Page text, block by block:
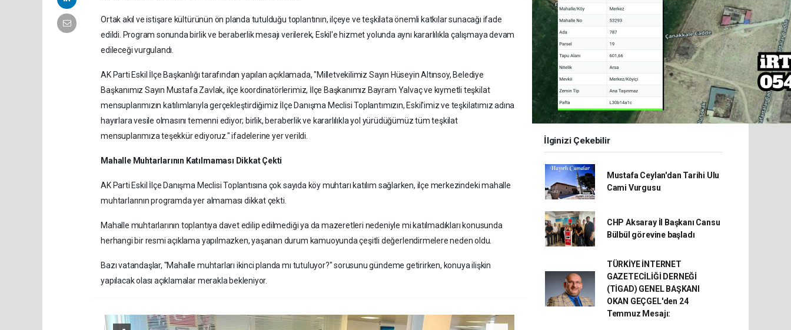
Ortak akıl ve istişare kültürünün ön planda tutulduğu toplantının, ilçeye ve teşkilata önemli katkılar sunacağı ifade
edildi. Program sonunda birlik ve beraberlik mesajı verilerek, Eskil'e hizmet yolunda aynı kararlılıkla çalışmaya devam
edileceği vurgulandı.
AK Parti Eskil İlçe Başkanlığı tarafından yapılan açıklamada, "Milletvekilimiz Sayın Hüseyin Altınsoy, Belediye
Başkanımız Sayın Mustafa Zavlak, ilçe koordinatörlerimiz, İlçe Başkanımız Bayram Yalvaç ve kıymetli teşkilat
mensuplarımızın katılımlarıyla gerçekleştirdiğimiz İlçe Danışma Meclisi Toplantımızın, Eskil'imiz ve teşkilatımız adına
hayırlara vesile olmasını temenni ediyor; birlik, beraberlik ve kararlılıkla yol yürüdüğümüz tüm teşkilat
mensuplarımıza teşekkür ediyoruz." ifadelerine yer verildi.
Mahalle Muhtarlarının Katılmaması Dikkat Çekti
AK Parti Eskil İlçe Danışma Meclisi Toplantısına çok sayıda köy muhtarı katılım sağlarken, ilçe merkezindeki mahalle
muhtarlarının programda yer almaması dikkat çekti.
Mahalle muhtarlarının toplantıya davet edilip edilmediği ya da mazeretleri nedeniyle mi katılmadıkları konusunda
herhangi bir resmi açıklama yapılmazken, yaşanan durum kamuoyunda çeşitli değerlendirmelere neden oldu.
Bazı vatandaşlar, "Mahalle muhtarları ikinci planda mı tutuluyor?" sorusunu gündeme getirirken, konuya ilişkin
yapılacak olası açıklamalar merakla bekleniyor.
İlginizi Çekebilir
Mustafa Ceylan'dan Tarihi Ulu
Cami Vurgusu
CHP Aksaray İl Başkanı Cansu
Bülbül görevine başladı
TÜRKİYE İNTERNET
GAZETECİLİĞİ DERNEĞİ
(TİGAD) GENEL BAŞKANI
OKAN GEÇGEL'den 24
Temmuz Mesajı: